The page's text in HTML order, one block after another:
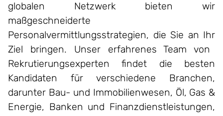
globalen
Netzwerk bieten
wir
maßgeschneiderte
Personalvermittlungsstrategien, die Sie an Ihr
Ziel bringen. Unser erfahrenes Team von
Rekrutierungsexperten
findet die besten
Kandidaten für verschiedene Branchen,
darunter Bau- und Immobilienwesen, Öl, Gas &
Energie, Banken und Finanzdienstleistungen,